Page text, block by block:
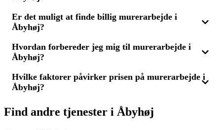
sammenlignes for at finde den bedste løsning og pris for dit
projekt.
I Åbyhøj kan du få tilbud på en bred vifte af mureropgaver,
herunder renovering af badeværelser, murværkskonstruktioner,
er det nemmere at finde det rigtige murerfirma til dit specifikke
projekt til en fordelagtig pris.
Er det muligt at finde billig murerarbejde i
Åbyhøj?
Ja, det er muligt at finde økonomisk murerarbejde i Åbyhøj ved
at sammenligne flere tilbud fra forskellige lokale murermestre.
vælge en løsning, der passer til dit budget, uden at gå på
kompromis med kvaliteten.
Hvordan forbereder jeg mig til murerarbejde i
Åbyhøj?
Før murerarbejdet starter i Åbyhøj, bør du frigøre området for
møbler og sikre, at det er let tilgængeligt for mureren. Hvis der
indhenter 3 tilbud. Det sikrer, at arbejdet udføres effektivt og til
den bedste pris.
Hvilke faktorer påvirker prisen på murerarbejde i
Åbyhøj?
Flere faktorer kan påvirke prisen på murerarbejde i Åbyhøj,
såsom opgavens omfang, materialevalg, tidsforbrug og dets
Find andre tjenester i Åbyhøj